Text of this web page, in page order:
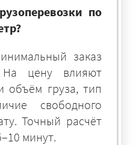
по
заказ
На цену влияют
объём груза, тип
свободного
Точный расчёт
минут.